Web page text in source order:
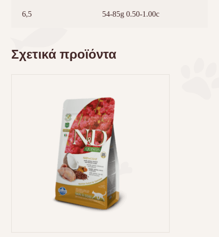
6,5 54-85g 0.50-1.00c
Σχετικά προϊόντα